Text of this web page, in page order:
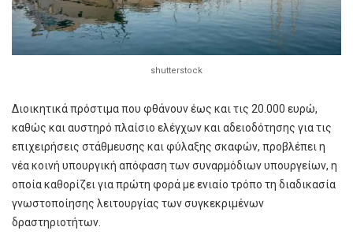
shutterstock
Διοικητικά πρόστιμα που φθάνουν έως και τις 20.000 ευρώ,
καθώς και αυστηρό πλαίσιο ελέγχων και αδειοδότησης για τις
επιχειρήσεις στάθμευσης και φύλαξης σκαφών, προβλέπει η
νέα κοινή υπουργική απόφαση των συναρμόδιων υπουργείων, η
οποία καθορίζει για πρώτη φορά με ενιαίο τρόπο τη διαδικασία
γνωστοποίησης λειτουργίας των συγκεκριμένων
δραστηριοτήτων.